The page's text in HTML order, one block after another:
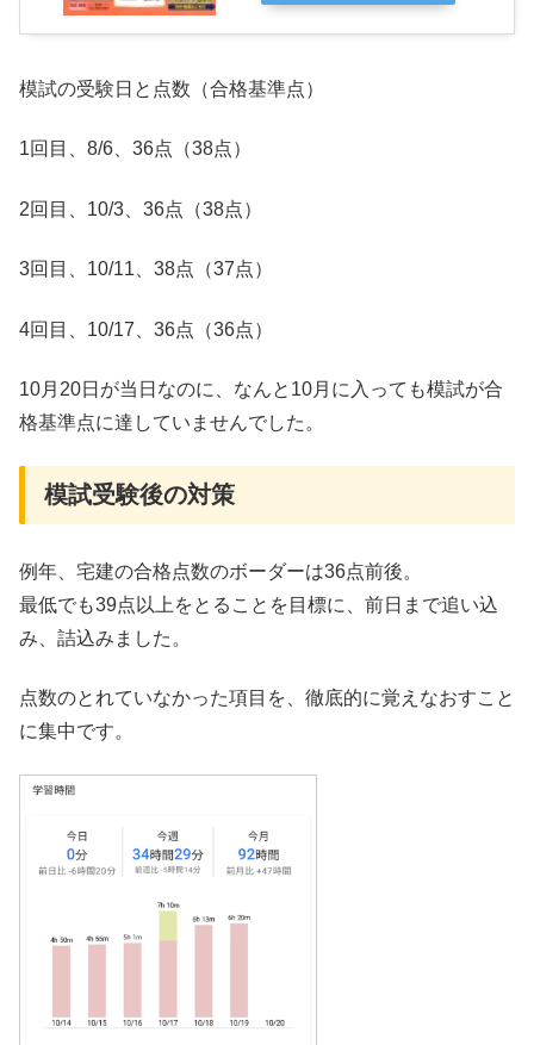
模試の受験日と点数（合格基準点）
1回目、8/6、36点（38点）
2回目、10/3、36点（38点）
3回目、10/11、38点（37点）
4回目、10/17、36点（36点）
10月20日が当日なのに、なんと10月に入っても模試が合
格基準点に達していませんでした。
模試受験後の対策
例年、宅建の合格点数のボーダーは36点前後。
最低でも39点以上をとることを目標に、前日まで追い込
み、詰込みました。
点数のとれていなかった項目を、徹底的に覚えなおすこと
に集中です。